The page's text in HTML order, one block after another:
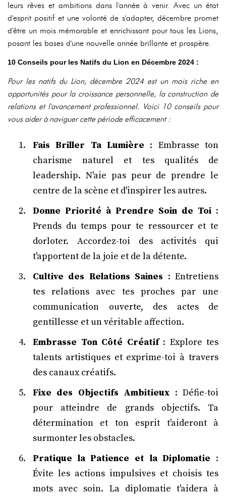
leurs rêves et ambitions dans l'année à venir. Avec un état
d'esprit positif et une volonté de s'adapter, décembre promet
d'être un mois mémorable et enrichissant pour tous les Lions,
posant les bases d'une nouvelle année brillante et prospère.
10 Conseils pour les Natifs du Lion en Décembre 2024 :
Pour les natifs du Lion, décembre 2024 est un mois riche en
opportunités pour la croissance personnelle, la construction de
relations et l'avancement professionnel. Voici 10 conseils pour
vous aider à naviguer cette période efficacement :
Fais Briller Ta Lumière : Embrasse ton
charisme naturel et tes qualités de
leadership. N'aie pas peur de prendre le
centre de la scène et d'inspirer les autres.
Donne Priorité à Prendre Soin de Toi :
Prends du temps pour te ressourcer et te
dorloter. Accordez-toi des activités qui
t'apportent de la joie et de la détente.
Cultive des Relations Saines : Entretiens
tes relations avec tes proches par une
communication ouverte, des actes de
gentillesse et un véritable affection.
Embrasse Ton Côté Créatif: Explore tes
talents artistiques et exprime-toi à travers
des canaux créatifs.
Fixe des Objectifs Ambitieux : Défie-toi
pour atteindre de grands objectifs. Ta
détermination et ton esprit t'aideront à
surmonter les obstacles.
Pratique la Patience et la Diplomatie :
Évite les actions impulsives et choisis tes
mots avec soin. La diplomatie t'aidera à